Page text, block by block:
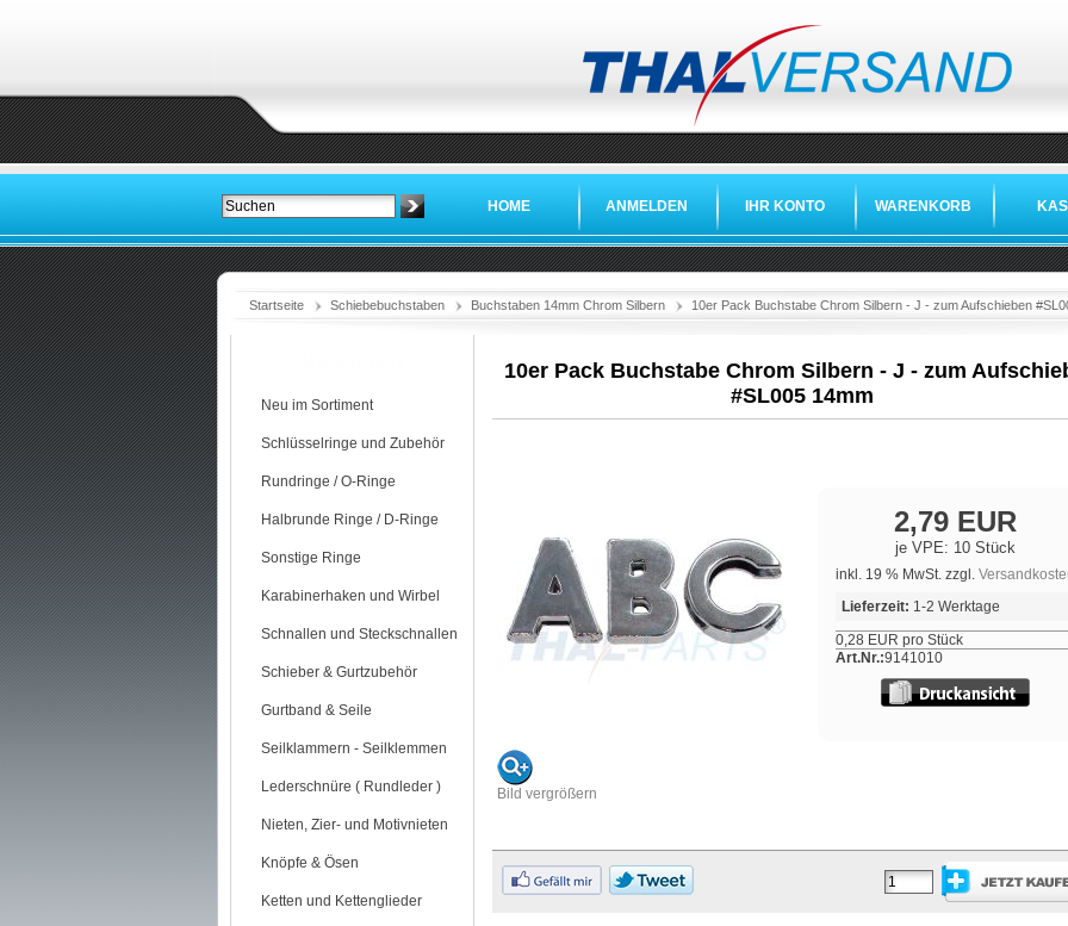
HOME ANMELDEN IHR KONTO WARENKORB
Startseite Schiebebuchstaben Buchstaben 14mm Chrom Silbern 10er Pack Buchstabe Chrom Silbern - J - zum Aufschieben
Neu im Sortiment
Schlüsselringe und Zubehör
Rundringe / O-Ringe
Halbrunde Ringe / D-Ringe
Sonstige Ringe
Karabinerhaken und Wirbel
Schnallen und Steckschnallen
Schieber & Gurtzubehör
Gurtband & Seile
Seilklammern - Seilklemmen
Lederschnüre ( Rundleder )
Nieten, Zier- und Motivnieten
Knöpfe & Ösen
Ketten und Kettenglieder
10er Pack Buchstabe Chrom Silbern - J - zum
#SL005 14mm
Bild vergrößern
2,79 EUR
je VPE: 10 Stück
inkl. 19 % MwSt. zzgl.
Lieferzeit: 1-2 Werktage
0,28 EUR pro Stück
Art.Nr.:9141010